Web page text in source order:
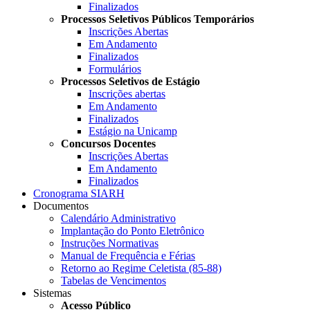
Finalizados
Processos Seletivos Públicos Temporários
Inscrições Abertas
Em Andamento
Finalizados
Formulários
Processos Seletivos de Estágio
Inscrições abertas
Em Andamento
Finalizados
Estágio na Unicamp
Concursos Docentes
Inscrições Abertas
Em Andamento
Finalizados
Cronograma SIARH
Documentos
Calendário Administrativo
Implantação do Ponto Eletrônico
Instruções Normativas
Manual de Frequência e Férias
Retorno ao Regime Celetista (85-88)
Tabelas de Vencimentos
Sistemas
Acesso Público